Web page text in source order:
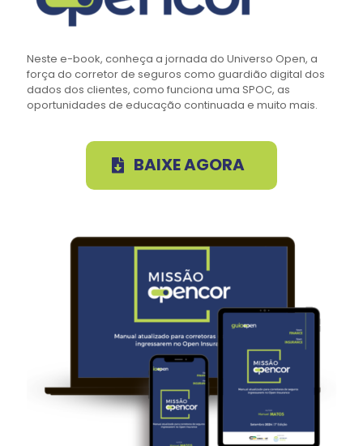
Neste e-book, conheça a jornada do Universo Open, a
força do corretor de seguros como guardião digital dos
dados dos clientes, como funciona uma SPOC, as
oportunidades de educação continuada e muito mais.
BAIXE AGORA